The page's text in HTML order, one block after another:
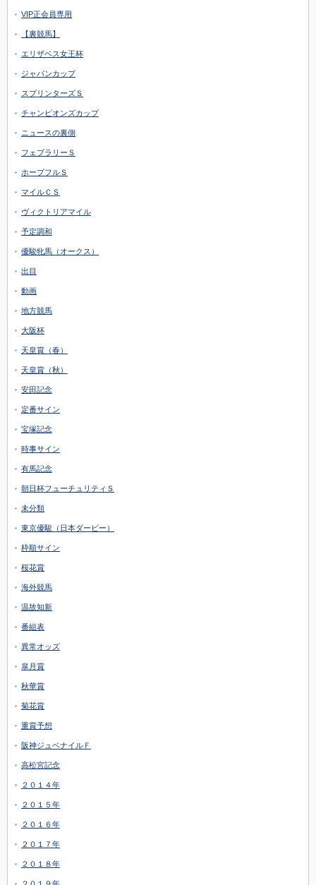
VIP正会員専用
【裏競馬】
エリザベス女王杯
ジャパンカップ
スプリンターズＳ
チャンピオンズカップ
ニュースの裏側
フェブラリーＳ
ホープフルＳ
マイルＣＳ
ヴィクトリアマイル
予定調和
優駿牝馬（オークス）
出目
動画
地方競馬
大阪杯
天皇賞（春）
天皇賞（秋）
安田記念
定番サイン
宝塚記念
時事サイン
有馬記念
朝日杯フューチュリティＳ
未分類
東京優駿（日本ダービー）
枠順サイン
桜花賞
海外競馬
温故知新
番組表
異常オッズ
皐月賞
秋華賞
菊花賞
重賞予想
阪神ジュベナイルＦ
高松宮記念
２０１４年
２０１５年
２０１６年
２０１７年
２０１８年